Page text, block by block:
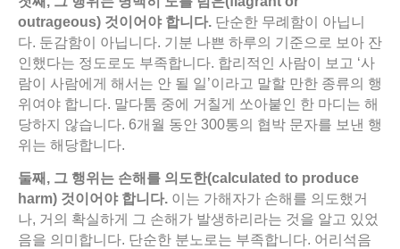
outrageous) 것이어야 합니다. 단순한 무례함이 아닙니
다. 둔감함이 아닙니다. 기분 나쁜 하루의 기준으로 보아 잔
인했다는 정도로도 부족합니다. 합리적인 사람이 보고 ‘사
람이 사람에게 해서는 안 될 일’이라고 말할 만한 종류의 행
위여야 합니다. 말다툼 중에 거칠게 쏘아붙인 한 마디는 해
당하지 않습니다. 6개월 동안 300통의 협박 문자를 보낸 행
위는 해당합니다.
둘째, 그 행위는 손해를 의도한(calculated to produce
harm) 것이어야 합니다. 이는 가해자가 손해를 의도했거
나, 거의 확실하게 그 손해가 발생하리라는 것을 알고 있었
음을 의미합니다. 단순한 분노로는 부족합니다. 어리석음